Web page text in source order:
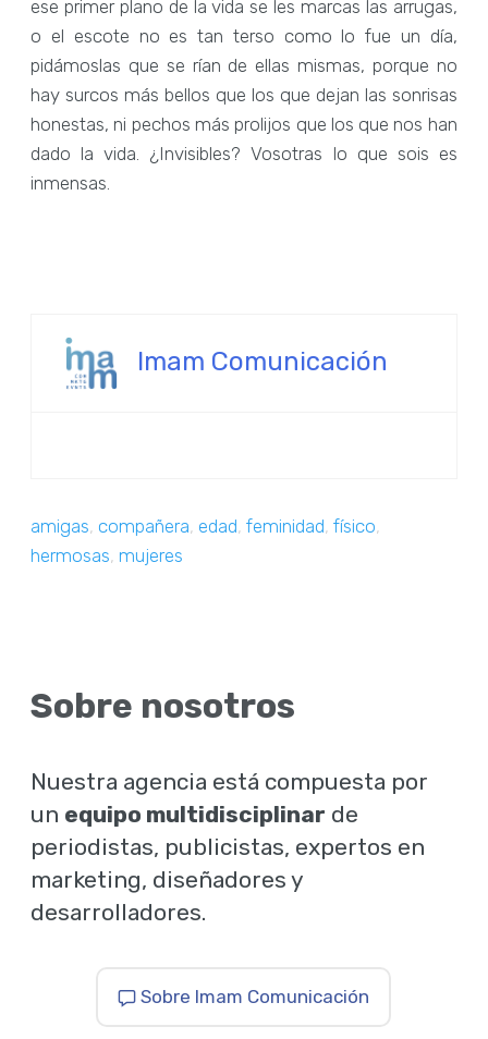
ese primer plano de la vida se les marcas las arrugas,
o el escote no es tan terso como lo fue un día,
pidámoslas que se rían de ellas mismas, porque no
hay surcos más bellos que los que dejan las sonrisas
honestas, ni pechos más prolijos que los que nos han
dado la vida. ¿Invisibles? Vosotras lo que sois es
inmensas.
Imam Comunicación
amigas,compañera,edad,feminidad,físico,
hermosas,mujeres
Sobre nosotros
Nuestra agencia está compuesta por
un equipo multidisciplinar de
periodistas, publicistas, expertos en
marketing, diseñadores y
desarrolladores.
Sobre Imam Comunicación